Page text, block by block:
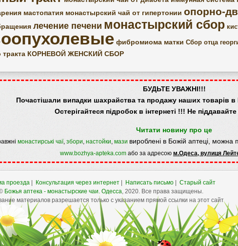
мастопатия монастырский чай от гипертонии опорно-
лечение печени монастырский сбор
фибромиома матки Сбор отца
КОРНЕВОЙ ЖЕНСКИЙ СБОР
БУДЬТЕ УВАЖНІ!!!
Почастішали випадки шахрайства та продажу наших товарів в
Остерігайтеся підробок в інтернеті !!! Не
Читати новину про це
монастирські чаї, збори, настойки, мази вироблені в Божій аптеці, можна
www.bozhya-apteka.com або за адресою м.Одеса, вулиця
проезда| Консультация через интернет| Написать письмо| Старый сайт
Божья аптека - монастырские чаи. Одесса, 2020. Все права защищены.
материалов разрешается только с указанием прямой ссылки на этот сайт